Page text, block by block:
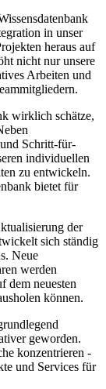
in⁤ unser
heraus ⁤auf
nicht nur⁣ unsere
Arbeiten und
wirklich schätze,
Schritt-für-
individuellen
zu entwickeln.
bietet für‌
der
sich ständig
Neue
werden
dem neuesten
können.
geworden.
konzentrieren ​-
und Services für